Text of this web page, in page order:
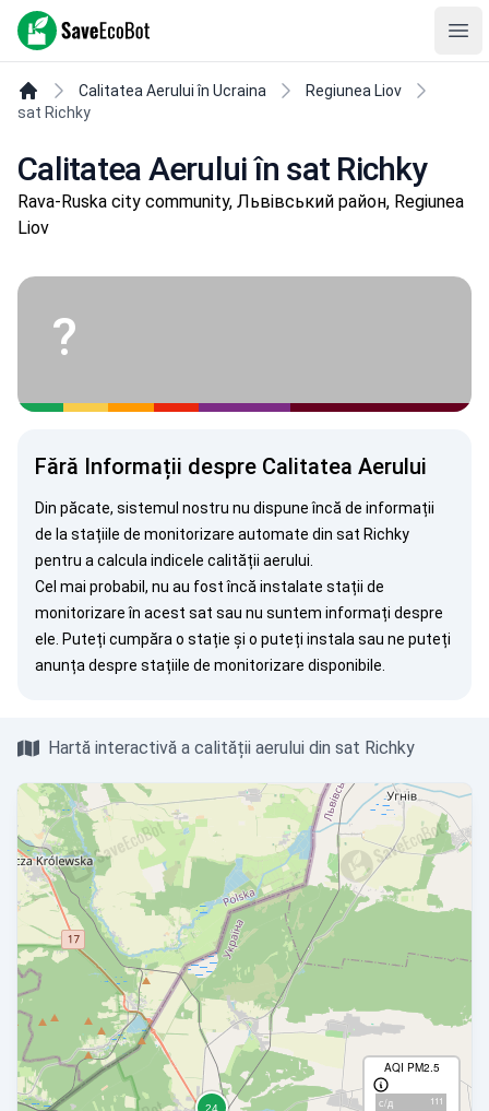
SaveEcoBot
Calitatea Aerului în Ucraina
Regiunea Liov
sat Richky
Calitatea Aerului în sat Richky
Rava-Ruska city community, Львівський район, Regiunea
Liov
?
Fără Informații despre Calitatea Aerului
Din păcate, sistemul nostru nu dispune încă de informații
de la stațiile de monitorizare automate din sat Richky
pentru a calcula indicele calității aerului.
Cel mai probabil, nu au fost încă instalate stații de
monitorizare în acest sat sau nu suntem informați despre
ele. Puteți cumpăra o stație și o puteți instala sau ne puteți
anunța despre stațiile de monitorizare disponibile.
Hartă interactivă a calității aerului din sat Richky
AQI PM2.5
с/д 111